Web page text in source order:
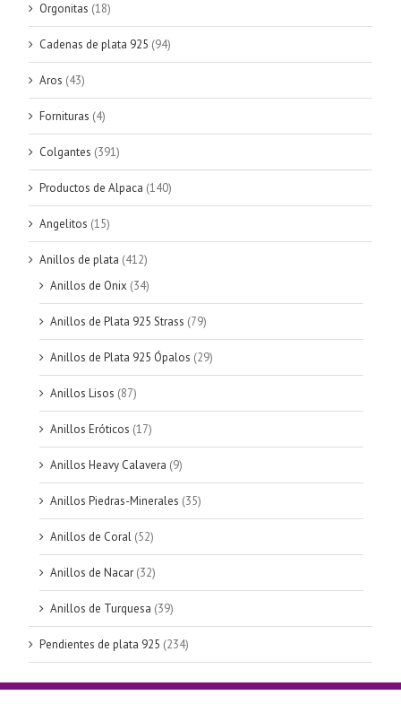
Orgonitas (18)
Cadenas de plata 925 (94)
Aros (43)
Fornituras (4)
Colgantes (391)
Productos de Alpaca (140)
Angelitos (15)
Anillos de plata (412)
Anillos de Onix (34)
Anillos de Plata 925 Strass (79)
Anillos de Plata 925 Ópalos (29)
Anillos Lisos (87)
Anillos Eróticos (17)
Anillos Heavy Calavera (9)
Anillos Piedras-Minerales (35)
Anillos de Coral (52)
Anillos de Nacar (32)
Anillos de Turquesa (39)
Pendientes de plata 925 (234)